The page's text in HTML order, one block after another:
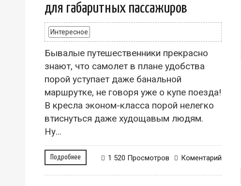
для габаритных пассажиров
Интересное
Бывалые путешественники прекрасно
знают, что самолет в плане удобства
порой уступает даже банальной
маршрутке, не говоря уже о купе поезда!
В кресла эконом-класса порой нелегко
втиснуться даже худощавым людям.
Ну...
Подробнее Коментарий
1 520 Просмотров